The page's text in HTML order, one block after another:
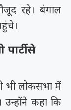
रहे। बंगाल
से
भी लोकसभा में
कहा कि